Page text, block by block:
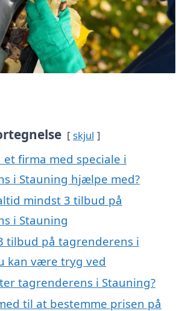
skjul
et firma med speciale i
i Stauning hjælpe med?
mindst 3 tilbud på
i Stauning
tilbud på tagrenderens i
kan være tryg ved
tagrenderens i Stauning?
til at bestemme prisen på